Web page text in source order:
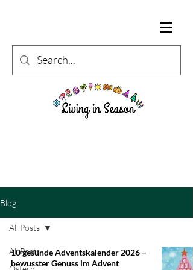
Blog
All Posts
All Posts
10 gesunde Adventskalender 2026 –
bewusster Genuss im Advent